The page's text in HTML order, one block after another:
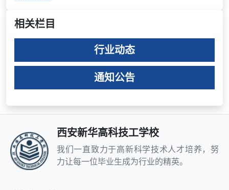
相关栏目
行业动态
通知公告
西安新华高科技工学校
我们一直致力于高新科学技术人才培养，努
力让每一位毕业生成为行业的精英。